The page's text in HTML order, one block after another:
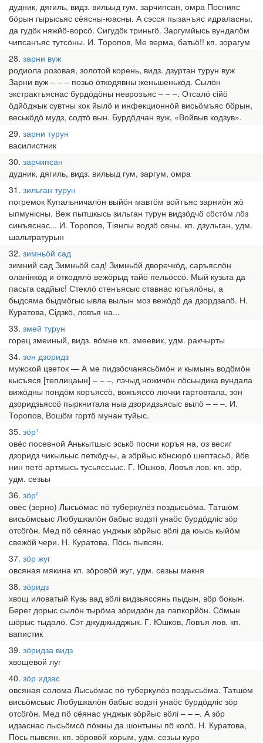
дудник, дягиль, видз. вильыд гум, зарчипсан, омра Поснияс
бӧрын гырысьяс сёясны-юасны. А сэсся пызанъяс идраласны,
да гудӧк няжйӧ-ворсӧ. Сигудӧк триньгӧ. Заргумйысь вундалӧм
чипсанъяс тутсӧны. И. Торопов, Ме верма, батьӧ!! кп. зорагум
28 зарни вуж
родиола розовая, золотой корень, видз. дзуртан турун вуж
Зарни вуж – – – позьӧ ӧткодявны женьшенькӧд. Сылӧн
экстрактъяснас бурдӧдӧны неврозъяс – – –. Отсалӧ сійӧ
ӧдйӧджык сувтны кок йылӧ и инфекционнӧй висьӧмъяс бӧрын,
веськӧдӧ мудз, содтӧ вын. Бурдӧдчан вуж, «Войвыв кодзув».
29 зарни турун
василистник
30 зарчипсан
дудник, дягиль, видз. вильыд гум, заргум, омра
31 зильган турун
погремок Купальничалӧн выйӧн мавтӧм войтъяс зарниӧн жӧ
ыпмунісны. Веж пытшкысь зильган турун видзӧдчӧ сӧстӧм лӧз
синъяснас... И. Торопов, Тіянлы водзӧ овны. кп. дзульган, удм.
шальтратурын
32 зимньӧй сад
зимний сад Зимньӧй сад! Зимньӧй дворечкӧд, саръяслӧн
оланінкӧд и ӧткодялӧ вежӧрыд тайӧ пельӧссӧ. Мый кузьта да
пасьта садйыс! Стеклӧ стенъясыс ставнас югъялӧны, а
быдсяма быдмӧгыс ывла вылын моз вежӧдӧ да дзордзалӧ. Н.
Куратова, Сідзкӧ, ловъя на...
33 змей турун
горец змеиный, видз. вӧмне кп. змеевик, удм. ракчырты
34 зон дзоридз
мужской цветок — А ме пидзӧсчанясьӧмӧн и кымынь водӧмӧн
кысъяся [теплицаын] – – –, лэчыд ножичӧн лӧсьыдика вундала
вижӧдны пондӧм коръяссӧ, вожъяссӧ лючки гартовтала, зон
дзоридзьяссӧ пыркнитала ныв дзоридзьясыс вылӧ – – –. И.
Торопов, Вошӧм гортӧ мунан туйыс.
35 зӧр¹
овёс посевной Анькытшыс эськӧ посни коръя на, оз весиг
дзоридз чикыльыс петкӧдчы, а зӧрйыс кӧнсюрӧ шептасьӧ, йӧв
нин петӧ артмысь тусьяссьыс. Г. Юшков, Ловъя лов. кп. зӧр,
удм. сезьы
36 зӧр²
овёс (зерно) Лысьӧмас пӧ туберкулёз поздысьӧма. Татшӧм
висьӧмсьыс Любушкалӧн бабыс водзті унаӧс бурдӧдліс зӧр
отсӧгӧн. Мед пӧ сёянас унджык зӧрйыс вӧлі да юысь кыйӧм
свежӧй чери. Н. Куратова, Пӧсь пывсян.
37 зӧр жуг
овсяная мякина кп. зӧровӧй жуг, удм. сезьы макня
38 зӧридз
хвощ иловатый Кузь вад вӧлі видзьяссянь пыдын, вӧр бокын.
Берег дорыс сылӧн тырӧма зӧридзӧн да лапкорйӧн. Сӧмын
шӧрыс тыдалӧ. Сэт джуджыдджык. Г. Юшков, Ловъя лов. кп.
вапистик
39 зӧридза видз
хвощевой луг
40 зӧр идзас
овсяная солома Лысьӧмас пӧ туберкулёз поздысьӧма. Татшӧм
висьӧмсьыс Любушкалӧн бабыс водзті унаӧс бурдӧдліс зӧр
отсӧгӧн. Мед пӧ сёянас унджык зӧрйыс вӧлі – – –. А зӧр
идзаснас лысьӧмсӧ пӧжны да шонтыны пӧ колӧ. Н. Куратова,
Пӧсь пывсян. кп. зӧровӧй кӧрым, удм. сезьы куро